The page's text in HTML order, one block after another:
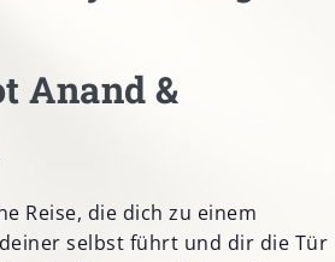
Anand &
Reise, die dich zu einem
selbst führt und dir die Tür